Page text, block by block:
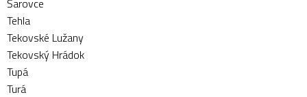
Šarovce
Tehla
Tekovské Lužany
Tekovský Hrádok
Tupá
Turá